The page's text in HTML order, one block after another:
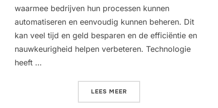
waarmee bedrijven hun processen kunnen
automatiseren en eenvoudig kunnen beheren. Dit
kan veel tijd en geld besparen en de efficiëntie en
nauwkeurigheid helpen verbeteren. Technologie
heeft …
LEES MEER